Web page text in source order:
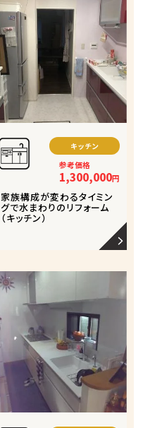
キッチン
参考価格
1,300,000円
家族構成が変わるタイミン
グで水まわりのリフォーム
（キッチン）